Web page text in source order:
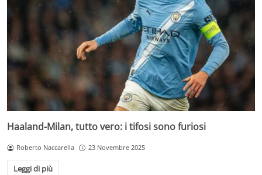
Haaland-Milan, tutto vero: i tifosi sono furiosi
Roberto Naccarella 23 Novembre 2025
Leggi di più